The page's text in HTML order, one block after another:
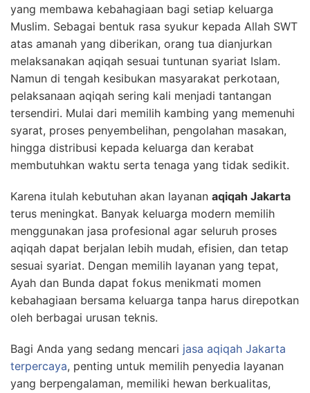
yang membawa kebahagiaan bagi setiap keluarga
Muslim. Sebagai bentuk rasa syukur kepada Allah SWT
atas amanah yang diberikan, orang tua dianjurkan
melaksanakan aqiqah sesuai tuntunan syariat Islam.
Namun di tengah kesibukan masyarakat perkotaan,
pelaksanaan aqiqah sering kali menjadi tantangan
tersendiri. Mulai dari memilih kambing yang memenuhi
syarat, proses penyembelihan, pengolahan masakan,
hingga distribusi kepada keluarga dan kerabat
membutuhkan waktu serta tenaga yang tidak sedikit.
Karena itulah kebutuhan akan layanan aqiqah Jakarta
terus meningkat. Banyak keluarga modern memilih
menggunakan jasa profesional agar seluruh proses
aqiqah dapat berjalan lebih mudah, efisien, dan tetap
sesuai syariat. Dengan memilih layanan yang tepat,
Ayah dan Bunda dapat fokus menikmati momen
kebahagiaan bersama keluarga tanpa harus direpotkan
oleh berbagai urusan teknis.
Bagi Anda yang sedang mencari jasa aqiqah Jakarta
terpercaya, penting untuk memilih penyedia layanan
yang berpengalaman, memiliki hewan berkualitas,